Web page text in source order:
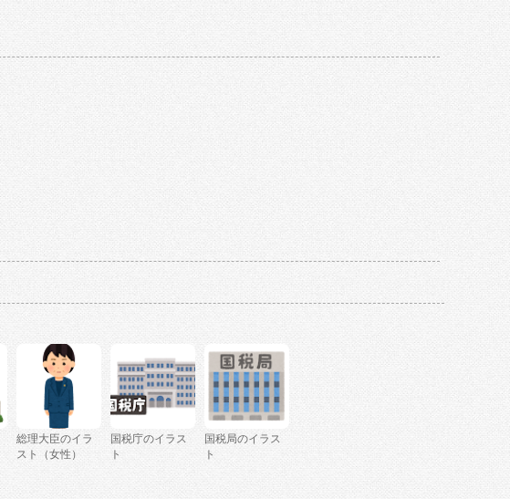
総理大臣のイラ
スト（女性）
国税庁のイラス
ト
国税局のイラス
ト